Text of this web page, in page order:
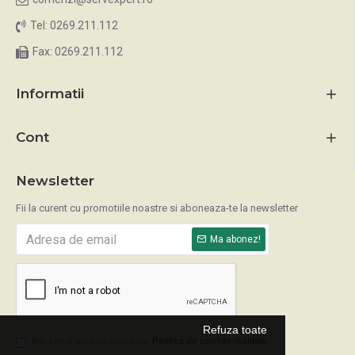
Refuza toate
Tel: 0269.211.112
Fax: 0269.211.112
Informatii
Cont
Newsletter
Fii la curent cu promotiile noastre si aboneaza-te la newsletter
Ma abonez!